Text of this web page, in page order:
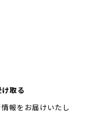
取る
報をお届けいたし